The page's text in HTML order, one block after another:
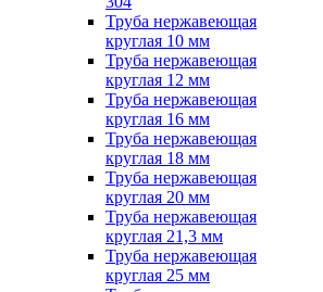
Труба нержавеющая
круглая 10 мм
Труба нержавеющая
круглая 12 мм
Труба нержавеющая
круглая 16 мм
Труба нержавеющая
круглая 18 мм
Труба нержавеющая
круглая 20 мм
Труба нержавеющая
круглая 21,3 мм
Труба нержавеющая
круглая 25 мм